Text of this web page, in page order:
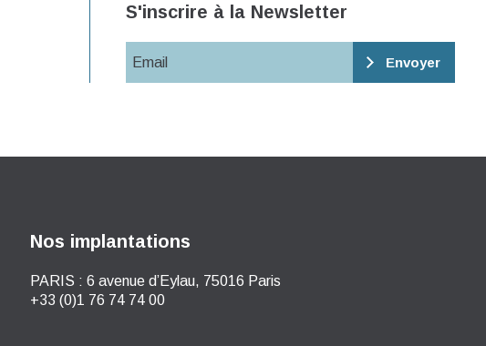
S'inscrire à la Newsletter
Nos implantations
PARIS : 6 avenue d’Eylau, 75016 Paris
+33 (0)1 76 74 74 00